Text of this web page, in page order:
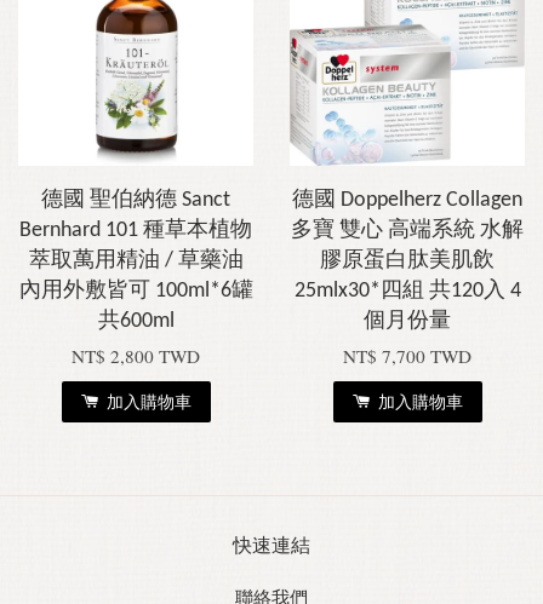
德國 聖伯納德 Sanct
Bernhard 101 種草本植物
萃取萬用精油 / 草藥油
內用外敷皆可 100ml*6罐
共600ml
NT$ 2,800 TWD
加入購物車
德國 Doppelherz Collagen
多寶 雙心 高端系統 水解
膠原蛋白肽美肌飲
25mlx30*四組 共120入 4
個月份量
NT$ 7,700 TWD
加入購物車
快速連結
聯絡我們